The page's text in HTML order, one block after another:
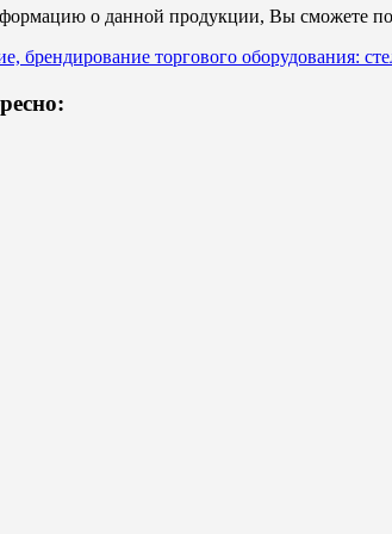
о данной продукции, Вы сможете
брендирование торгового оборудования: